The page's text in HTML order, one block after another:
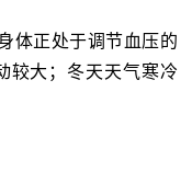
体正处于调节血压的
较大；冬天天气寒冷